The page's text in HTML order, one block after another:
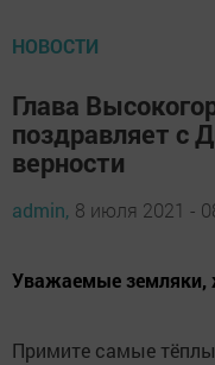
НОВОСТИ
Глава
поздравляет с
верности
admin, 8 июля 2021 -
Уважаемые земляки,
Примите самые